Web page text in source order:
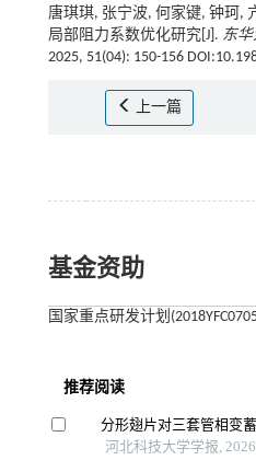
唐琪琪, 张宁波, 何家键, 钟珂,
局部阻力系数优化研究[J]. 东华
2025, 51(04): 150-156
上一篇
基金资助
国家重点研发计划